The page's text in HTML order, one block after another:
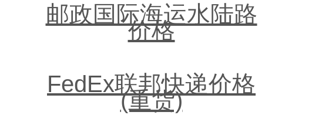
邮政国际海运水陆路
价格
FedEx联邦快递价格
(重货)